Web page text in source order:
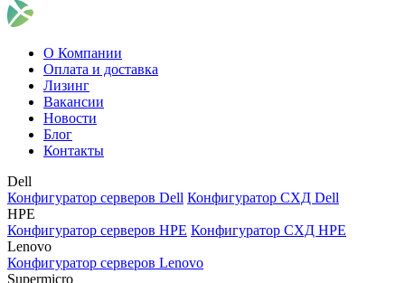
О Компании
Оплата и доставка
Лизинг
Вакансии
Новости
Блог
Контакты
Dell
Конфигуратор серверов Dell Конфигуратор СХД Dell
HPE
Конфигуратор серверов HPE Конфигуратор СХД HPE
Lenovo
Конфигуратор серверов Lenovo
Supermicro